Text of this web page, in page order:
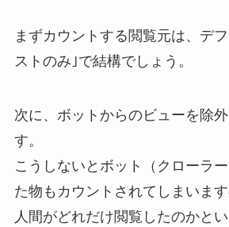
まずカウントする閲覧元は、デ
ストのみ｣で結構でしょう。
次に、ボットからのビューを除
す。
こうしないとボット（クローラ
た物もカウントされてしまいます
人間がどれだけ閲覧したのかと